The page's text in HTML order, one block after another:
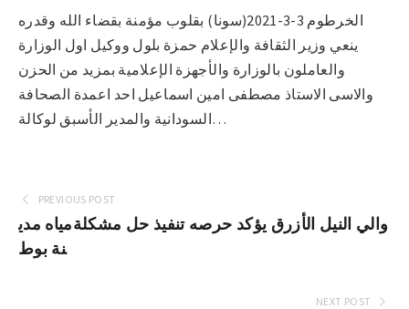
الخرطوم 3-3-2021(سونا) بقلوب مؤمنة بقضاء الله وقدره
ينعي وزير الثقافة والإعلام حمزة بلول ووكيل اول الوزارة
والعاملون بالوزارة والأجهزة الإعلامية بمزيد من الحزن
والاسى الاستاذ مصطفى امين اسماعيل احد اعمدة الصحافة
السودانية والمدير الأسبق لوكالة…
PREVIOUS POST
والي النيل الأزرق يؤكد حرصه تنفيذ حل مشكلةمياه مدي
نة بوط
NEXT POST